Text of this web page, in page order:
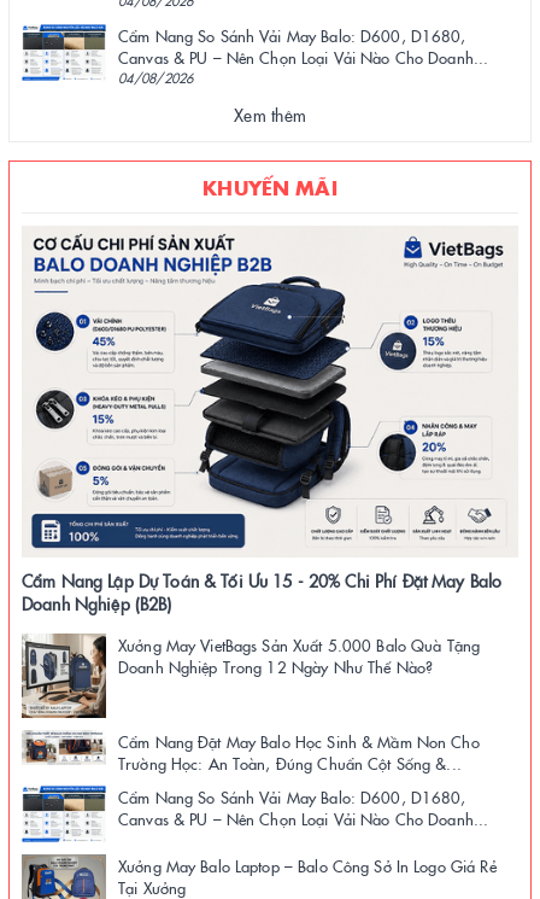
Cẩm Nang So Sánh Vải May Balo: D600, D1680,
Canvas & PU – Nên Chọn Loại Vải Nào Cho Doanh...
04/08/2026
Xem thêm
KHUYẾN MÃI
Cẩm Nang Lập Dự Toán & Tối Ưu 15 - 20% Chi Phí Đặt May Balo
Doanh Nghiệp (B2B)
Xưởng May VietBags Sản Xuất 5.000 Balo Quà Tặng
Doanh Nghiệp Trong 12 Ngày Như Thế Nào?
Cẩm Nang Đặt May Balo Học Sinh & Mầm Non Cho
Trường Học: An Toàn, Đúng Chuẩn Cột Sống &...
Cẩm Nang So Sánh Vải May Balo: D600, D1680,
Canvas & PU – Nên Chọn Loại Vải Nào Cho Doanh...
Xưởng May Balo Laptop – Balo Công Sở In Logo Giá Rẻ
Tại Xưởng